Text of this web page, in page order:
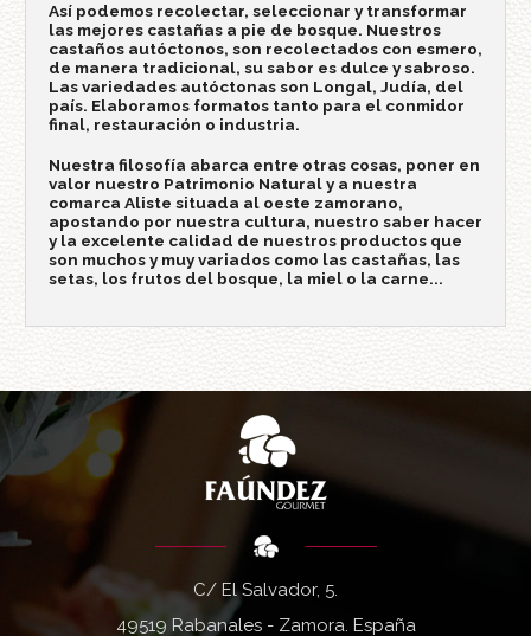
Así podemos recolectar, seleccionar y transformar
las mejores castañas a pie de bosque. Nuestros
castaños autóctonos, son recolectados con esmero,
de manera tradicional, su sabor es dulce y sabroso.
Las variedades autóctonas son Longal, Judía, del
país. Elaboramos formatos tanto para el conmidor
final, restauración o industria.
Nuestra filosofía abarca entre otras cosas, poner en
valor nuestro Patrimonio Natural y a nuestra
comarca Aliste situada al oeste zamorano,
apostando por nuestra cultura, nuestro saber hacer
y la excelente calidad de nuestros productos que
son muchos y muy variados como las castañas, las
setas, los frutos del bosque, la miel o la carne...
C/ El Salvador, 5.
49519 Rabanales - Zamora. España